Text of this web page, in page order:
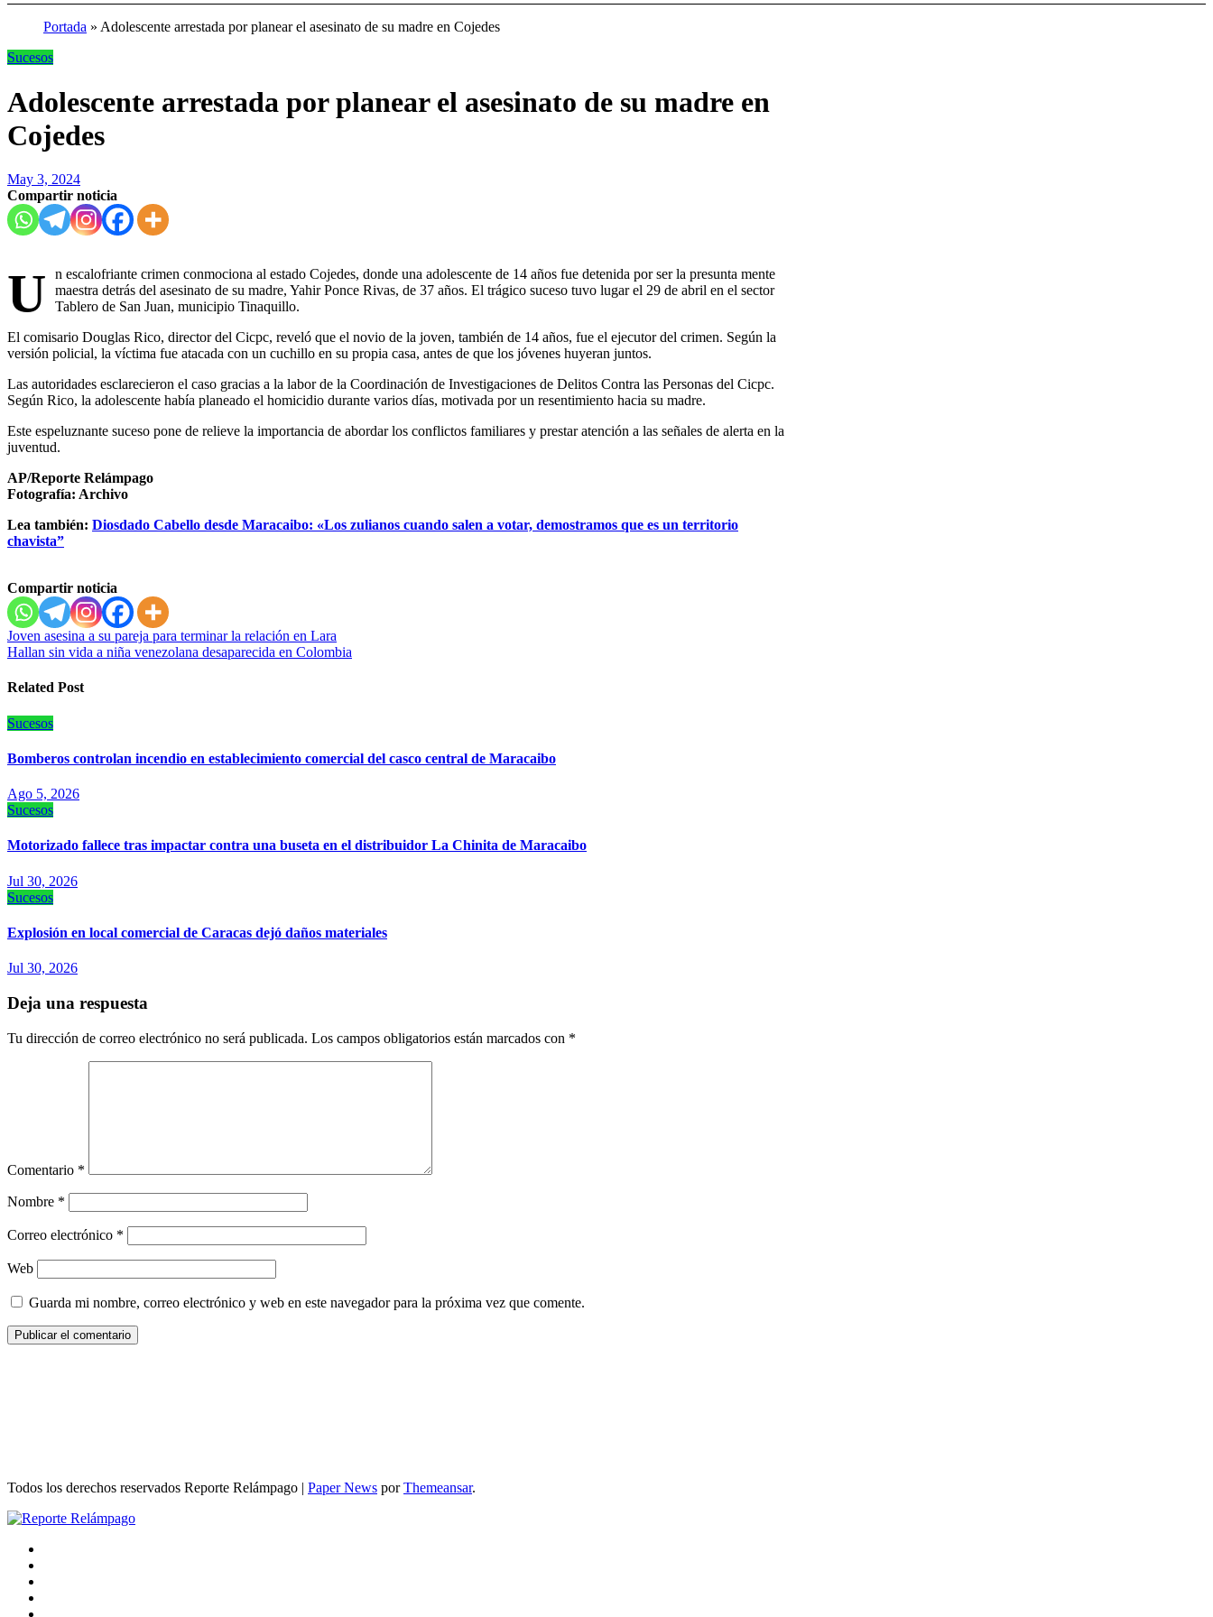
Portada » Adolescente arrestada por planear el asesinato de su madre en Cojedes
Sucesos
Adolescente arrestada por planear el asesinato de su madre en
Cojedes
May 3, 2024
Compartir noticia
U
n escalofriante crimen conmociona al estado Cojedes, donde una adolescente de 14 años fue detenida por ser la presunta mente
maestra detrás del asesinato de su madre, Yahir Ponce Rivas, de 37 años. El trágico suceso tuvo lugar el 29 de abril en el sector
Tablero de San Juan, municipio Tinaquillo.
El comisario Douglas Rico, director del Cicpc, reveló que el novio de la joven, también de 14 años, fue el ejecutor del crimen. Según la
versión policial, la víctima fue atacada con un cuchillo en su propia casa, antes de que los jóvenes huyeran juntos.
Las autoridades esclarecieron el caso gracias a la labor de la Coordinación de Investigaciones de Delitos Contra las Personas del Cicpc.
Según Rico, la adolescente había planeado el homicidio durante varios días, motivada por un resentimiento hacia su madre.
Este espeluznante suceso pone de relieve la importancia de abordar los conflictos familiares y prestar atención a las señales de alerta en la
juventud.
AP/Reporte Relámpago
Fotografía: Archivo
Lea también: Diosdado Cabello desde Maracaibo: «Los zulianos cuando salen a votar, demostramos que es un territorio
chavista”
Compartir noticia
Navegación
de
entradas
Joven asesina a su pareja para terminar la relación en Lara
Hallan sin vida a niña venezolana desaparecida en Colombia
Related Post
Sucesos
Bomberos controlan incendio en establecimiento comercial del casco central de Maracaibo
Ago 5, 2026
Sucesos
Motorizado fallece tras impactar contra una buseta en el distribuidor La Chinita de Maracaibo
Jul 30, 2026
Sucesos
Explosión en local comercial de Caracas dejó daños materiales
Jul 30, 2026
Deja una respuesta
Tu dirección de correo electrónico no será publicada. Los campos obligatorios están marcados con *
Comentario *
Nombre *
Correo electrónico *
Web
Guarda mi nombre, correo electrónico y web en este navegador para la próxima vez que comente.
Todos los derechos reservados Reporte Relámpago | Paper News porThemeansar.